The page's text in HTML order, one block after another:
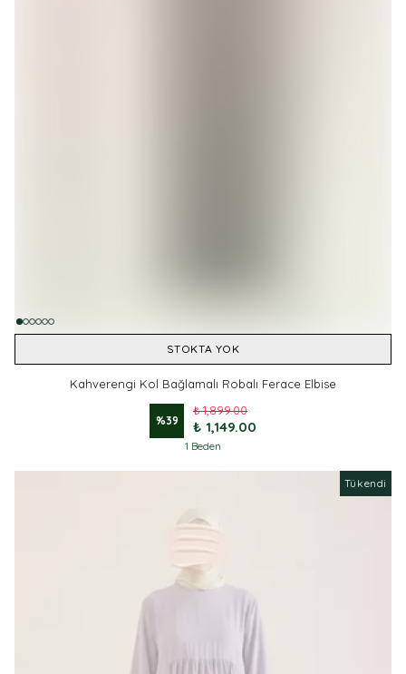
STOKTA YOK
Kahverengi Kol Bağlamalı Robalı Ferace Elbise
%39
₺ 1,899.00
₺ 1,149.00
1 Beden
Tükendi